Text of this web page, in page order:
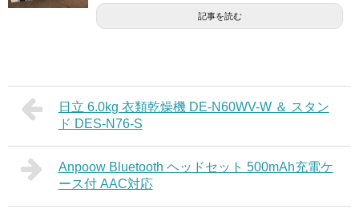
記事を読む
日立 6.0kg 衣類乾燥機 DE-N60WV-W ＆ スタン
ド DES-N76-S
Anpoow Bluetooth ヘッドセット 500mAh充電ケ
ース付 AAC対応